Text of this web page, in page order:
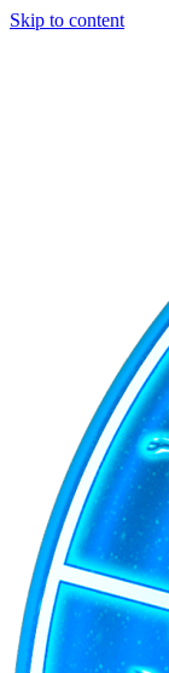
Skip to content